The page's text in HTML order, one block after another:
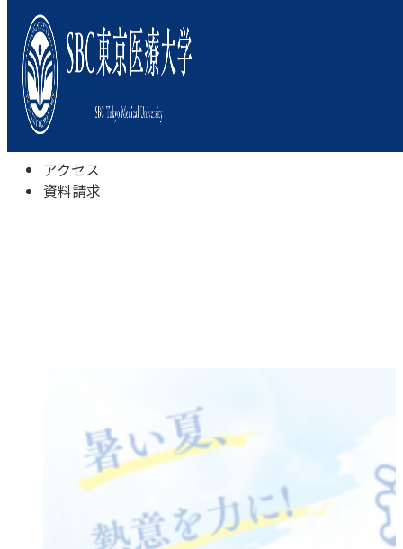
本学について
学びの特色
学部・学科
キャンパスライフ
入試情報
受験相談会
アクセス
資料請求